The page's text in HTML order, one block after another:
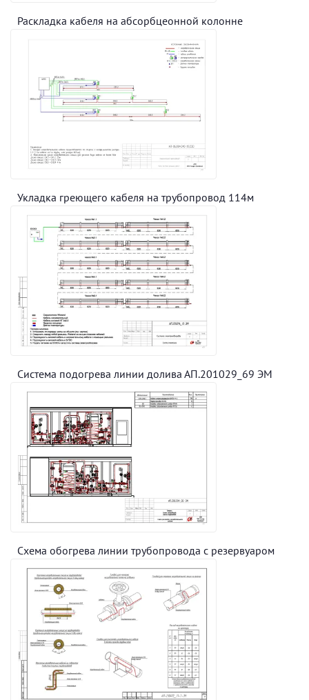
Раскладка кабеля на абсорбцеонной колонне
Укладка греющего кабеля на трубопровод 114м
Система подогрева линии долива АП.201029_69 ЭМ
Схема обогрева линии трубопровода с резервуаром